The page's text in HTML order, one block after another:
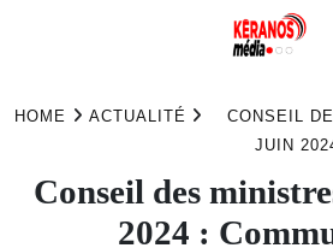
HOME ACTUALITÉ
CONSEIL
JUIN
Conseil des
2024 :